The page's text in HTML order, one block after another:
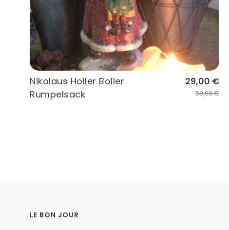
29,00 €
59,00 €
Nikolaus Holler Boller
Rumpelsack
LE BON JOUR